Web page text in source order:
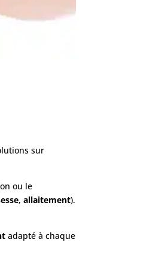
sur
ou le
,allaitement).
adapté à chaque